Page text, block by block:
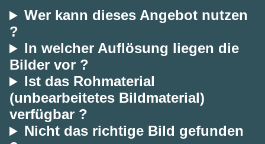
Wer kann dieses Angebot nutzen
?
In welcher Auflösung liegen die
Bilder vor ?
Ist das Rohmaterial
(unbearbeitetes Bildmaterial)
verfügbar ?
Nicht das richtige Bild gefunden